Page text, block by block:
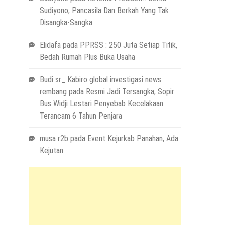
Sudiyono, Pancasila Dan Berkah Yang Tak
Disangka-Sangka
Elidafa pada PPRSS : 250 Juta Setiap Titik,
Bedah Rumah Plus Buka Usaha
Budi sr_ Kabiro global investigasi news
rembang pada Resmi Jadi Tersangka, Sopir
Bus Widji Lestari Penyebab Kecelakaan
Terancam 6 Tahun Penjara
musa r2b pada Event Kejurkab Panahan, Ada
Kejutan